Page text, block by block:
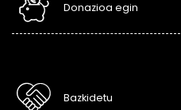
Donazioa egin
Bazkidetu